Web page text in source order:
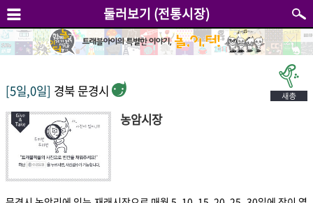
둘러보기 (전통시장)
[5일,0일] 경북 문경시
농암시장